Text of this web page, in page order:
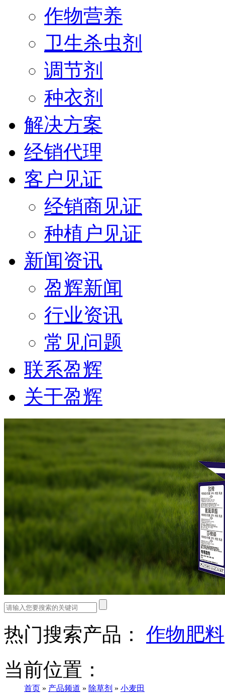
作物营养
卫生杀虫剂
调节剂
种衣剂
解决方案
经销代理
客户见证
经销商见证
种植户见证
新闻资讯
盈辉新闻
行业资讯
常见问题
联系盈辉
关于盈辉
热门搜索产品： 作物肥料
当前位置：
首页 » 产品频道 » 除草剂 » 小麦田